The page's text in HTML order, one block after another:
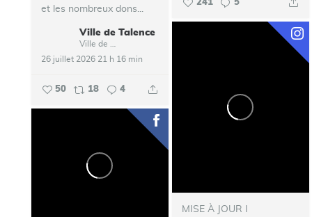
241 5
et les nombreux dons...
Ville de Talence
26 juillet 2026 21 h 16 min
50 18 4
MISE À JOUR I